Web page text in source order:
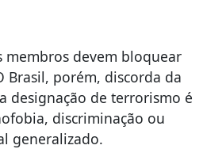
membros devem bloquear
porém, discorda da
designação de terrorismo é
discriminação ou
generalizado.